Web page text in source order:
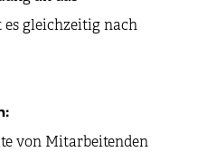
gleichzeitig nach
von Mitarbeitenden